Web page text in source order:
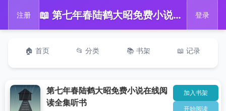
注册 📖 第七年春陆鹤大昭免费小说在线阅读全集听书 登录
🏠 首页 📂 分类 📚 书架 📖 记录
第七年春陆鹤大昭免费小说在线阅
读全集听书
加入书架
开始阅读